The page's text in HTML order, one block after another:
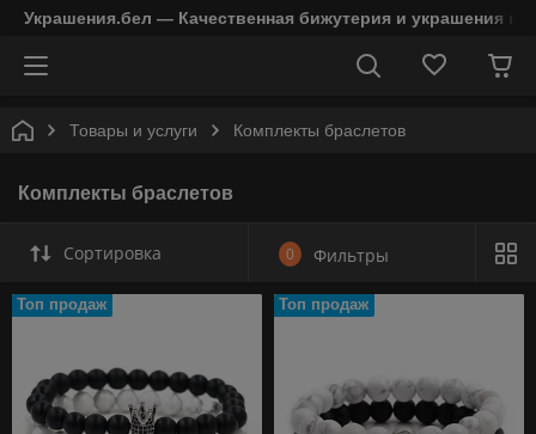
Украшения.бел — Качественная бижутерия и украшения в
Товары и услуги Комплекты браслетов
Комплекты браслетов
Сортировка 0 Фильтры
Топ продаж Топ продаж